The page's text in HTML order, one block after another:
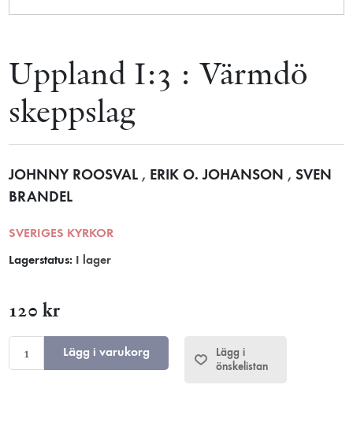
Uppland I:3 : Värmdö
skeppslag
JOHNNY ROOSVAL , ERIK O. JOHANSON , SVEN
BRANDEL
SVERIGES KYRKOR
Lagerstatus: I lager
120 kr
Lägg i varukorg
Lägg i
önskelistan